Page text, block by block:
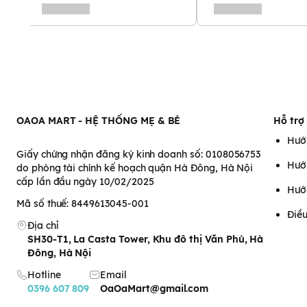
𝗖𝗼́ 𝘁𝗵𝗲̂̉ 𝘁𝗶𝗲̣̂𝘁 𝘁𝗿𝘂̀𝗻𝗴 𝗵𝗼̛𝗶 𝗻𝘂̛𝗼̛́𝗰
OAOA MART - HỆ THỐNG MẸ & BÉ
Giấy chứng nhận đăng ký kinh doanh số: 0108056753
do phòng tài chính kế hoạch quận Hà Đông, Hà Nội
cấp lần đầu ngày 10/02/2025
Mã số thuế: 8449613045-001
Địa chỉ
SH30-T1, La Casta Tower, Khu đô thị Văn Phú, Hà
Đông, Hà Nội
Hotline
0396 607 809
Email
OaOaMart@gmail.com
Hỗ trợ